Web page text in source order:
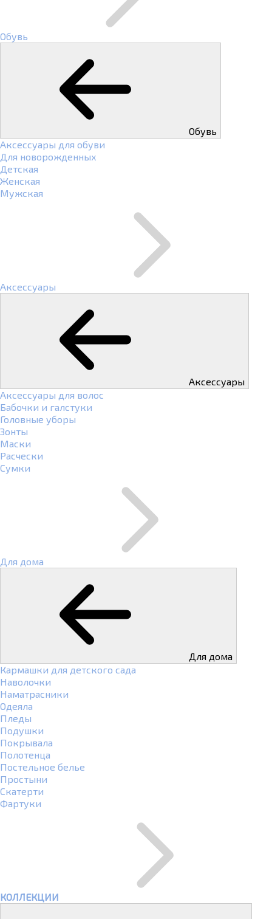
Обувь
Обувь
Аксессуары для обуви
Для новорожденных
Детская
Женская
Мужская
Аксессуары
Аксессуары
Аксессуары для волос
Бабочки и галстуки
Головные уборы
Зонты
Маски
Расчески
Сумки
Для дома
Для дома
Кармашки для детского сада
Наволочки
Наматрасники
Одеяла
Пледы
Подушки
Покрывала
Полотенца
Постельное белье
Простыни
Скатерти
Фартуки
КОЛЛЕКЦИИ